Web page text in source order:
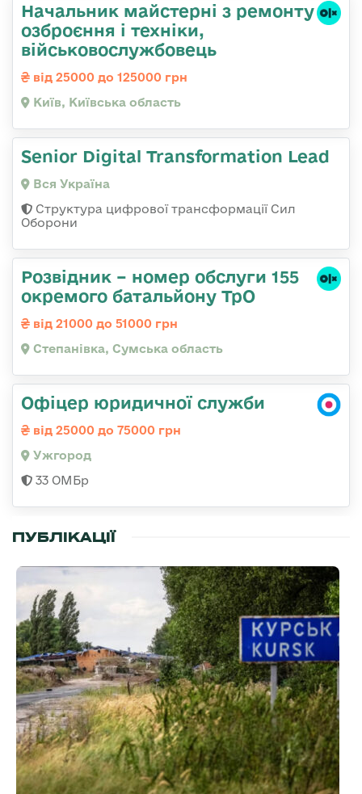
Начальник майстеpні з ремонту
озбpоєння і техніки,
військовослужбовець
від 25000 до 125000 грн
Київ, Київська область
Senior Digital Transformation Lead
Вся Україна
Структура цифрової трансформації Сил
Оборони
Розвідник – номер обслуги 155
окремого батальйону ТрО
від 21000 до 51000 грн
Степанівка, Сумська область
Офіцер юридичної служби
від 25000 до 75000 грн
Ужгород
33 ОМБр
ПУБЛІКАЦІЇ